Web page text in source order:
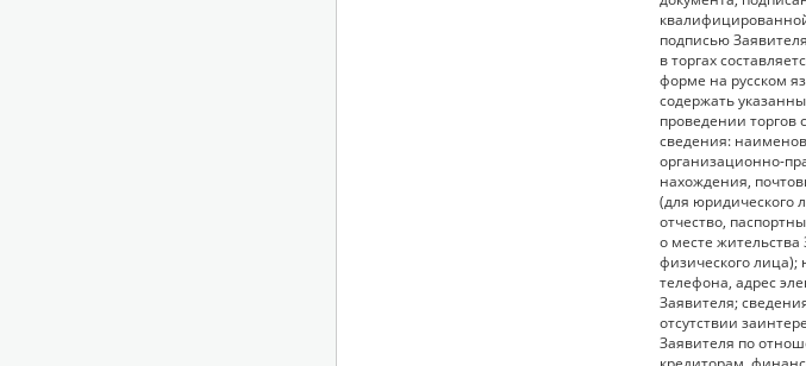
подписью Заявителя. Заявка на
в торгах
форме на русском
содержать
проведении торгов
сведения: наименование,
организационно-
нахождения,
(для юридического лица);
отчество,
о месте жительства
физического лица); номер контактного
телефона, адрес
Заявителя; сведения о наличии или об
отсутствии
Заявителя по